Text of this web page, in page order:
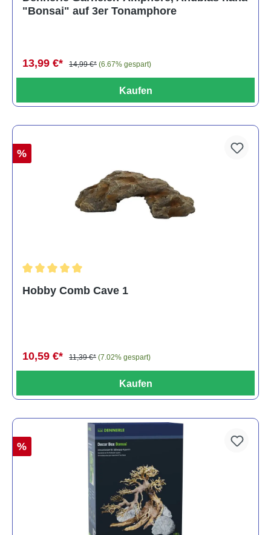
"Bonsai" auf 3er Tonamphore
13,99 €* 14,99 €* (6.67% gespart)
Kaufen
%
Hobby Comb Cave 1
10,59 €* 11,39 €* (7.02% gespart)
Kaufen
%